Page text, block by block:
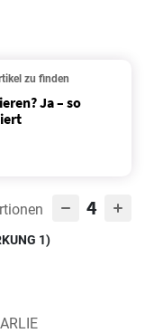
zu finden
Ja – so
4
1)